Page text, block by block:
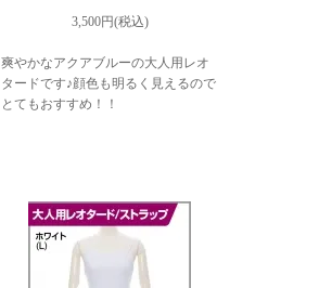
3,500円(税込)
爽やかなアクアブルーの大人用レオ
タードです♪顔色も明るく見えるので
とてもおすすめ！！